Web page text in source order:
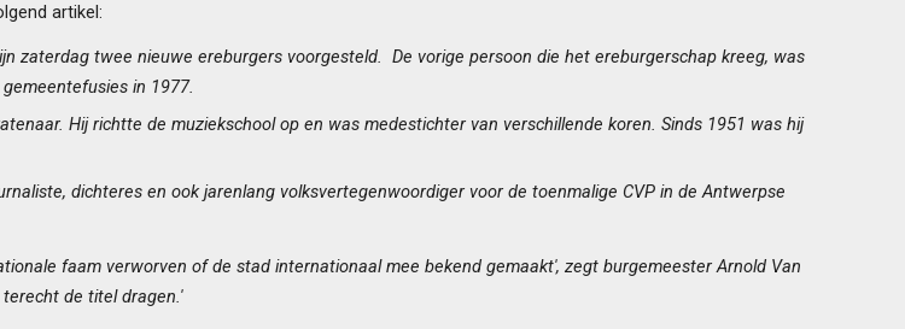
artikel:
zaterdag twee nieuwe ereburgers voorgesteld. De vorige persoon die het ereburgerschap kreeg, was
in 1977.
Hij richtte de muziekschool op en was medestichter van verschillende koren. Sinds 1951 was hij
dichteres en ook jarenlang volksvertegenwoordiger voor de toenmalige CVP in de Antwerpse
faam verworven of de stad internationaal mee bekend gemaakt', zegt burgemeester Arnold Van
de titel dragen.'